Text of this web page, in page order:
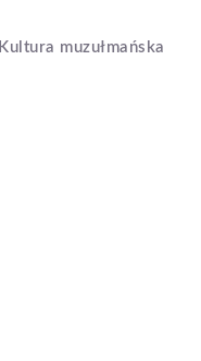
Kultura muzułmańska